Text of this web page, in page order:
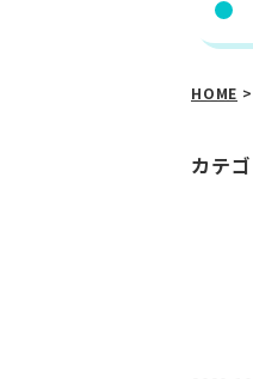
HOME
カテ